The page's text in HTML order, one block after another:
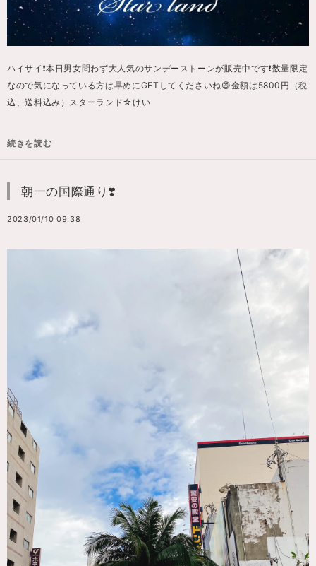
ハイサイ❗️本日男女問わず大人気のサンデーストーンが販売中です❗️数量限定
なので気になっている方は早めにGETしてくださいね😄金額は5800円（税
込、送料込み）スターランド☆けい
続きを読む
朝一の国際通り❣️
2023/01/10 09:38